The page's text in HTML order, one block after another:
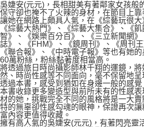
吳婕安(元元)，長相甜美有著鄰家女孩般
保守卻也掩不了火辣的身材，在節目上靠
讓她在網路上頗具人氣，在《綜藝玩很大
《綜藝大熱門》、《綜藝大集合》、《
智》、《娛樂百分百》、《三立新聞網
誌》、《FHM》、《鏡周刊》、《周刊
《聯合報》、《中時電子報》等也有她
60萬粉絲，粉絲黏著度相當高。
將透過旅日時尚攝影師林千翔的運鏡，
然、時尚性感等不同面向，毫不保留地
透過本書，感受到猶如在身邊一般的感覺
本書收錄更多變造型與前所未有的性感
材的她，挑戰完全不同的風格將是一大
特的無辜卻性感勾魂的眼神，保證再次
富內容更值得收藏。
擁有高人氣的吳婕安(元元)，有著閃亮靈